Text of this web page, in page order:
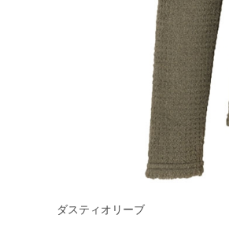
ダスティオリーブ